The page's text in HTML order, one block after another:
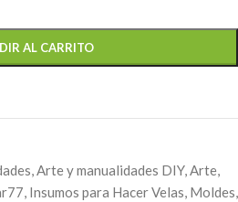
AL CARRITO
,Arte y manualidades DIY,Arte,
, Insumos para Hacer Velas, Moldes,